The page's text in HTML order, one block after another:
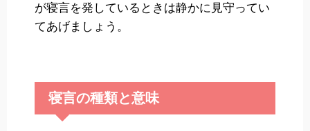
が寝言を発しているときは静かに見守ってい
てあげましょう。
寝言の種類と意味